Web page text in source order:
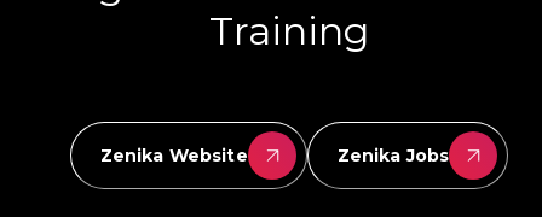
Training
Zenika Website Zenika Jobs